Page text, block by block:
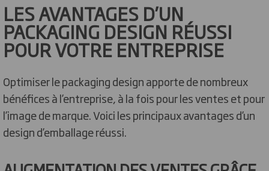
LES AVANTAGES D’UN
PACKAGING DESIGN RÉUSSI
POUR VOTRE ENTREPRISE
Optimiser le packaging design apporte de nombreux
bénéfices à l’entreprise, à la fois pour les ventes et pour
l’image de marque. Voici les principaux avantages d’un
design d’emballage réussi.